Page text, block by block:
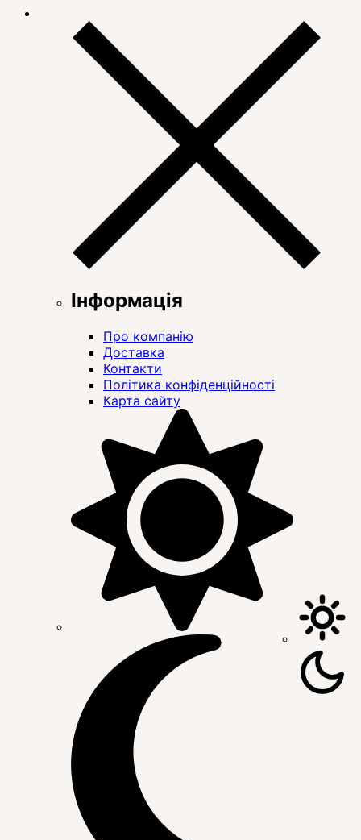
Інформація
Про компанію
Доставка
Контакти
Політика конфіденційності
Карта сайту